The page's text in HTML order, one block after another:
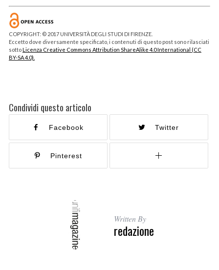
COPYRIGHT: © 2017 UNIVERSITÀ DEGLI STUDI DI FIRENZE.
Eccetto dove diversamente specificato, i contenuti di questo post sono rilasciati
sottoLicenza Creative Commons Attribution ShareAlike 4.0 International (CC
BY-SA 4.0).
Condividi questo articolo
Facebook Twitter
Pinterest
Written By
redazione